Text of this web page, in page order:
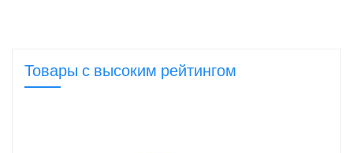
Товары с высоким рейтингом